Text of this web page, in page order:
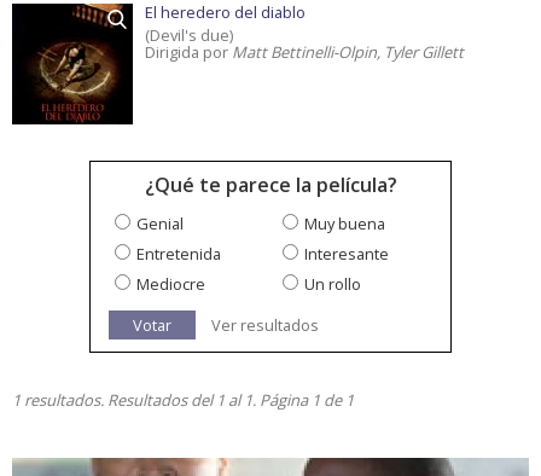
El heredero del diablo
(Devil's due)
Dirigida por Matt Bettinelli-Olpin, Tyler Gillett
¿Qué te parece la película?
Genial
Muy buena
Entretenida
Interesante
Mediocre
Un rollo
Votar
Ver resultados
1 resultados. Resultados del 1 al 1. Página 1 de 1